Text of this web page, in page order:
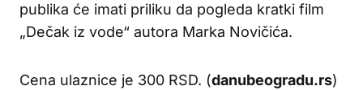
publika će imati priliku da pogleda kratki film
„Dečak iz vode“ autora Marka Novičića.
Cena ulaznice je 300 RSD. (danubeogradu.rs)